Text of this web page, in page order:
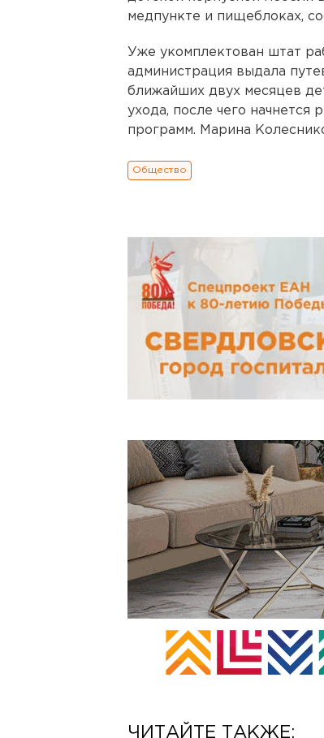
медпункте и пищеблоках,
Уже укомплектован штат
администрация выдала
ближайших двух месяцев
ухода, после чего начнется
программ. Марина
Общество
ЧИТАЙТЕ ТАКЖЕ: